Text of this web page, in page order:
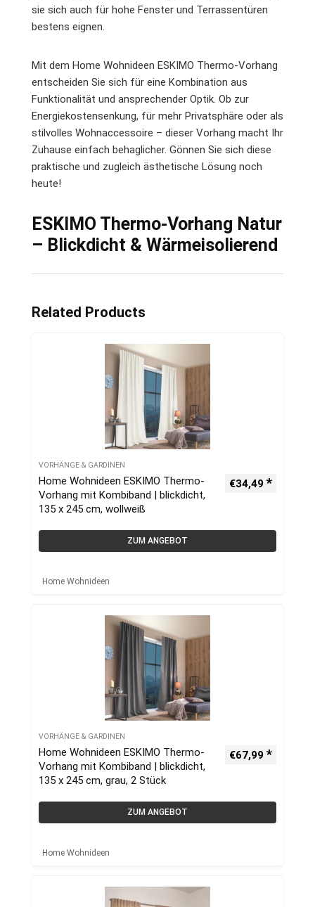
sie sich auch für hohe Fenster und Terrassentüren
bestens eignen.
Mit dem Home Wohnideen ESKIMO Thermo-Vorhang
entscheiden Sie sich für eine Kombination aus
Funktionalität und ansprechender Optik. Ob zur
Energiekostensenkung, für mehr Privatsphäre oder als
stilvolles Wohnaccessoire – dieser Vorhang macht Ihr
Zuhause einfach behaglicher. Gönnen Sie sich diese
praktische und zugleich ästhetische Lösung noch
heute!
ESKIMO Thermo-Vorhang Natur
– Blickdicht & Wärmeisolierend
Related Products
VORHÄNGE & GARDINEN
Home Wohnideen ESKIMO Thermo-
Vorhang mit Kombiband | blickdicht,
135 x 245 cm, wollweiß
€34,49
ZUM ANGEBOT
Home Wohnideen
VORHÄNGE & GARDINEN
Home Wohnideen ESKIMO Thermo-
Vorhang mit Kombiband | blickdicht,
135 x 245 cm, grau, 2 Stück
€67,99
ZUM ANGEBOT
Home Wohnideen